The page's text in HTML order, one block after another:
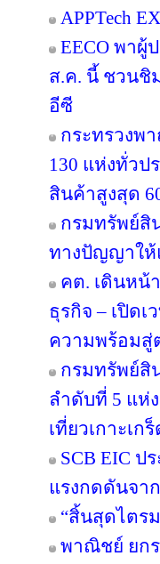
APPTech
EECO พาผู้
ส.ค. นี้ ชวนชิ
อีซี
กระทรวงพ
130 แห่งทั่วป
สินค้าสูงสุด
กรมทรัพย์สิ
ทางปัญญาให้
คต. เดินหน้
ธุรกิจ – เปิด
ความพร้อมสู่
กรมทรัพย์สิ
ลำดับที่ 5 แห่
เที่ยวเกาะเ
SCB EIC ป
แรงกดดันจา
“สิ้นสุดไตร
พาณิชย์ ยกร